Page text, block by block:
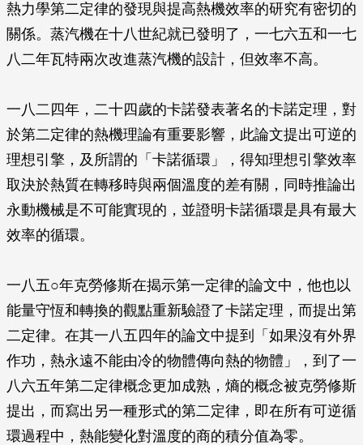
熱力學第二定律的發現與提高熱機效率的研究有密切的
關係。蒸汽機在十八世紀就已發明了，一七六五和一七
八二年瓦特兩次改進蒸汽機的設計，但效率不高。
一八二四年，二十四歲的卡諾發表著名的卡諾定理，對
於第二定律的熱機理論有重要影響，此論文提出可逆的
理想引擎，及所謂的「卡諾循環」，得知理想引擎效率
取決於熱質在轉移時與兩個溫度的差有關，同時推論出
永動機械是不可能實現的，並證明卡諾循環是具有最大
效率的循環。
一八五○年克勞修斯在揭示第一定律的論文中，他也以
能量守恆和轉換的觀點重新驗證了卡諾定理，而提出第
二定律。在其一八五四年的論文中提到「如果沒有外界
作功，熱永遠不能由冷的物體傳向熱的物體」，到了一
八六五年第二定律概念更加成熟，熵的概念被克勞修斯
提出，而寫出另一種形式的第二定律，即在所有可逆循
環過程中，熱能變化對溫度的商的積分值為零。